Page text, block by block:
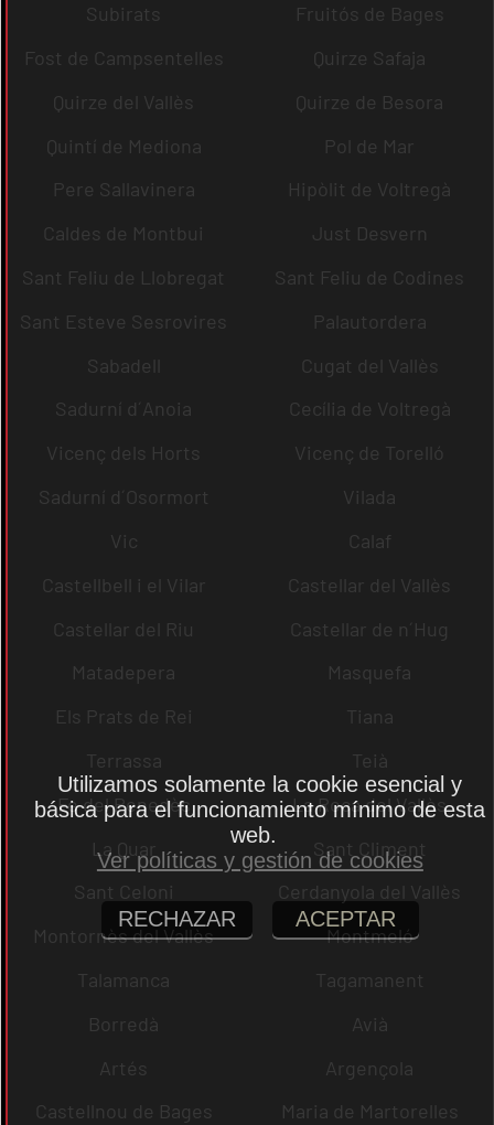
Subirats
Fruitós de Bages
Fost de Campsentelles
Quirze Safaja
Quirze del Vallès
Quirze de Besora
Quintí de Mediona
Pol de Mar
Pere Sallavinera
Hipòlit de Voltregà
Caldes de Montbui
Just Desvern
Sant Feliu de Llobregat
Sant Feliu de Codines
Sant Esteve Sesrovires
Palautordera
Sabadell
Cugat del Vallès
Sadurní d´Anoia
Cecília de Voltregà
Vicenç dels Horts
Vicenç de Torelló
Sadurní d´Osormort
Vilada
Vic
Calaf
Castellbell i el Vilar
Castellar del Vallès
Castellar del Riu
Castellar de n´Hug
Matadepera
Masquefa
Els Prats de Rei
Tiana
Terrassa
Teià
Fe del Penedès
La Roca del Vallès
La Quar
Sant Climent
Sant Celoni
Cerdanyola del Vallès
Montornès del Vallès
Montmeló
Talamanca
Tagamanent
Borredà
Avià
Artés
Argençola
Castellnou de Bages
Maria de Martorelles
Utilizamos solamente la cookie esencial y
básica para el funcionamiento mínimo de esta
web.
Ver políticas y gestión de cookies
RECHAZAR ACEPTAR